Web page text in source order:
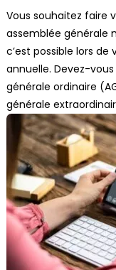
Vous souhaitez faire
assemblée générale
c’est possible lors
annuelle. Devez-
générale ordinaire
générale